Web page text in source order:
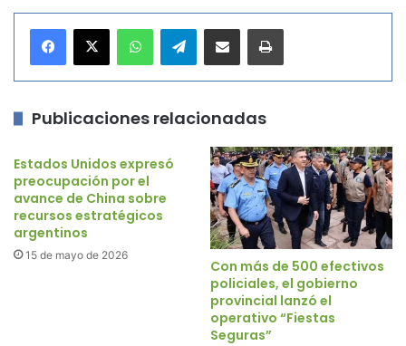
Telegram
Publicaciones relacionadas
Estados Unidos expresó
preocupación por el
avance de China sobre
recursos estratégicos
argentinos
15 de mayo de 2026
Con más de 500 efectivos
policiales, el gobierno
provincial lanzó el
operativo “Fiestas
Seguras”